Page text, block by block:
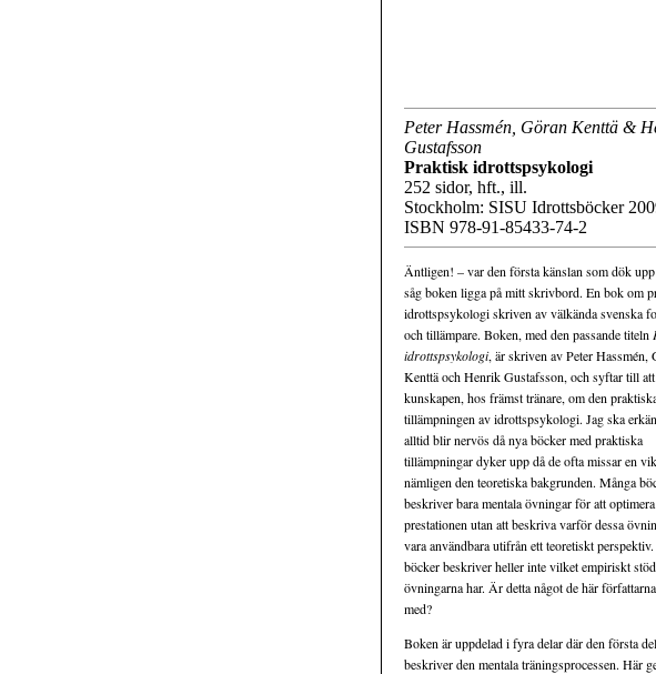
Peter Hassmén, Göran Kenttä &
Gustafsson
Praktisk idrottspsykologi
252 sidor, hft., ill.
Stockholm: SISU Idrottsböcker
ISBN 978-91-85433-74-2
Äntligen! – var den första känslan som dök
såg boken ligga på mitt skrivbord. En bok om
idrottspsykologi skriven av välkända svenska
och tillämpare. Boken, med den passande titeln
idrottspsykologi, är skriven av Peter Hassmén,
Kenttä och Henrik Gustafsson, och syftar till
kunskapen, hos främst tränare, om den
tillämpningen av idrottspsykologi. Jag ska
alltid blir nervös då nya böcker med praktiska
tillämpningar dyker upp då de ofta missar en
nämligen den teoretiska bakgrunden. Många
beskriver bara mentala övningar för att optimera
prestationen utan att beskriva varför dessa
vara användbara utifrån ett teoretiskt
böcker beskriver heller inte vilket empiriskt stöd
övningarna har. Är detta något de här
med?
Boken är uppdelad i fyra delar där den första
beskriver den mentala träningsprocessen. Här